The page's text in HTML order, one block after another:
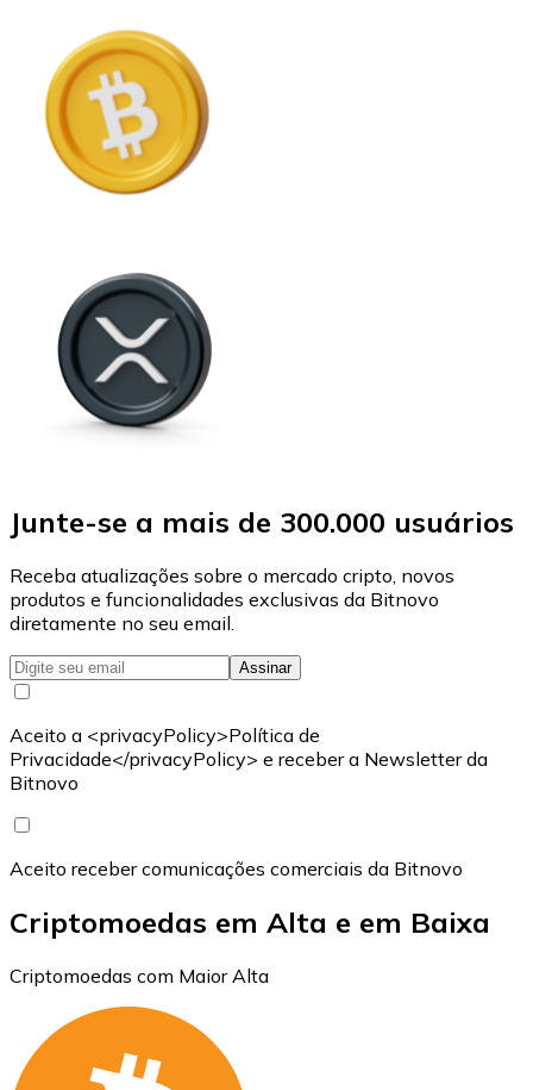
Junte-se a mais de 300.000 usuários
Receba atualizações sobre o mercado cripto, novos
produtos e funcionalidades exclusivas da Bitnovo
diretamente no seu email.
Assinar
Aceito a <privacyPolicy>Política de
Privacidade</privacyPolicy> e receber a Newsletter da
Bitnovo
Aceito receber comunicações comerciais da Bitnovo
Criptomoedas em Alta e em Baixa
Criptomoedas com Maior Alta